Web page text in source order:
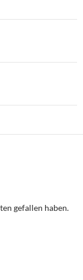
gefallen haben.